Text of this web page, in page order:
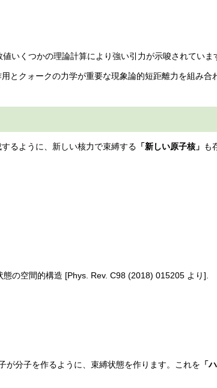
いくつかの理論計算により強い引力が示唆されていま
とクォークの力学が重要な現象論的短距離力を組み合
るように、新しい核力で束縛する 「新しい原子核」 も
の空間的構造 [Phys. Rev. C98 (2018) 015205 より].
が分子を作るように、束縛状態を作ります。これを 「